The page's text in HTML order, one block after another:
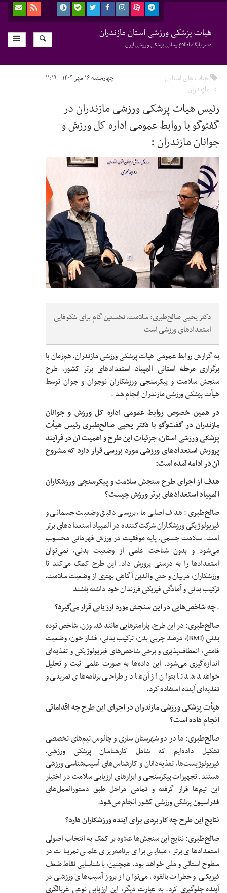
هیات پزشکی ورزشی استان مازندران
دفتر پایگاه اطلاع رسانی پزشکی ورزشی ایران
هیات های استانی
مازندران
چهارشنبه ۱۶ مهر ۱۴۰۴ - ۱۱:۱۹
رئیس هیات پزشکی ورزشی مازندران در
گفتوگو با روابط عمومی اداره کل ورزش و
جوانان مازندران :
دکتر یحیی صالح‌طبری: سلامت، نخستین گام برای شکوفایی
استعدادهای ورزشی است
به گزارش روابط عمومی هیات پزشکی ورزشی مازندران، هم‌زمان با
برگزاری مرحله استانی المپیاد استعدادهای برتر کشور، طرح
سنجش سلامت و پیکرسنجی ورزشکاران نوجوان و جوان توسط
هیأت پزشکی ورزشی مازندران انجام شد .
در همین خصوص روابط عمومی اداره کل ورزش و جوانان
مازندران در گفت‌وگو با دکتر یحیی صالح‌طبری رئیس هیأت
پزشکی ورزشی استان، جزئیات این طرح و اهمیت آن در فرآیند
پرورش استعدادهای ورزشی مورد بررسی قرار دارد که مشروح
آن در ادامه آمده است:
هدف از اجرای طرح سنجش سلامت و پیکرسنجی ورزشکاران
المپیاد استعدادهای برتر ورزش چیست؟
صالح‌طبری: هدف اصلی ما، بررسی دقیق وضعیت جسمانی و
فیزیولوژیکی ورزشکاران شرکت‌کننده در المپیاد استعدادهای برتر
است. سلامت جسمی، پایه موفقیت در ورزش قهرمانی محسوب
می‌شود و بدون شناخت علمی از وضعیت بدنی، نمی‌توان
استعدادها را به درستی پرورش داد. این طرح کمک می‌کند تا
ورزشکاران، مربیان و حتی والدین آگاهی بهتری از وضعیت سلامت،
ترکیب بدنی و آمادگی فیزیکی فرزندان خود داشته باشند
.چه شاخص‌هایی در این سنجش مورد ارزیابی قرار می‌گیرد؟
صالح‌طبری: در این طرح، پارامترهایی مانند قد، وزن، شاخص توده
بدنی (BMI)، درصد چربی بدن، ترکیب بدنی، فشار خون، وضعیت
قامتی، انعطاف‌پذیری و برخی شاخص‌های فیزیولوژیکی و تغذیه‌ای
اندازه‌گیری می‌شود. این داده‌ها به صورت علمی ثبت و تحلیل
خواهند شد تا بتوان از آن‌ها در طراحی برنامه‌های تمرینی و
تغذیه‌ای آینده استفاده کرد.
هیأت پزشکی ورزشی مازندران در اجرای این طرح چه اقداماتی
انجام داده است؟
صالح‌طبری: ما در دو شهرستان‌ ساری و چالوس تیم‌های تخصصی
تشکیل داده‌ایم که شامل کارشناسان پزشکی ورزشی،
فیزیولوژیست‌ها، تغذیه‌دانان و کارشناس‌های آسیب‌شناسی ورزشی
هستند. تجهیزات پیکرسنجی و ابزارهای ارزیابی سلامت در اختیار
این تیم‌ها قرار گرفته و تمامی مراحل طبق دستورالعمل‌های
فدراسیون پزشکی ورزشی کشور انجام می‌شود.
نتایج این طرح چه کاربردی برای آینده ورزشکاران دارد؟
صالح‌طبری: نتایج این سنجش‌ها علاوه بر کمک به انتخاب اصولی
استعدادهای برتر، مبنایی برای برنامه‌ریزی علمی تمرینات در
سطوح استانی و ملی خواهد بود. همچنین، با شناسایی نقاط ضعف
فیزیکی و خطرات بالقوه، می‌توان از بروز آسیب‌های ورزشی در
آینده جلوگیری کرد. به عبارت دیگر، این ارزیابی نوعی غربالگری